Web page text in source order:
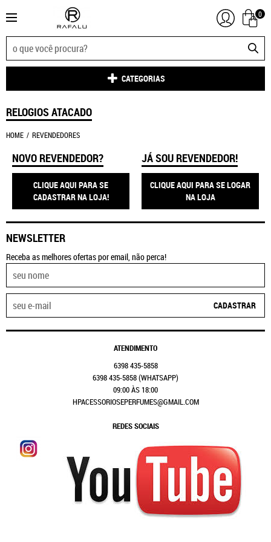
0
CATEGORIAS
RELOGIOS ATACADO
HOME REVENDEDORES
NOVO REVENDEDOR?
CLIQUE AQUI PARA SE
CADASTRAR NA LOJA!
JÁ SOU REVENDEDOR!
CLIQUE AQUI PARA SE LOGAR
NA LOJA
NEWSLETTER
Receba as melhores ofertas por email, não perca!
CADASTRAR
ATENDIMENTO
6398435-5858
6398435-5858(WHATSAPP)
09:00 ÀS 18:00
HPACESSORIOSEPERFUMES@GMAIL.COM
REDES SOCIAIS